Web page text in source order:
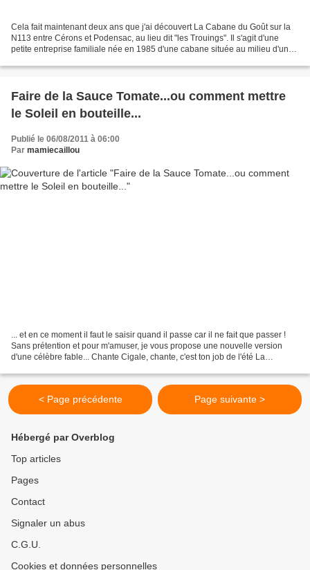
Cela fait maintenant deux ans que j'ai découvert La Cabane du Goût sur la
N113 entre Cérons et Podensac, au lieu dit "les Trouings". Il s'agit d'une
petite entreprise familiale née en 1985 d'une cabane située au milieu d'un
Faire de la Sauce Tomate...ou comment mettre
le Soleil en bouteille...
Publié le 06/08/2011 à 06:00
Par mamiecaillou
... et en ce moment il faut le saisir quand il passe car il ne fait que passer !
Sans prétention et pour m'amuser, je vous propose une nouvelle version
d'une célèbre fable... Chante Cigale, chante, c'est ton job de l'été La
< Page précédente Page suivante >
Hébergé par Overblog
Top articles
Pages
Contact
Signaler un abus
C.G.U.
Cookies et données personnelles